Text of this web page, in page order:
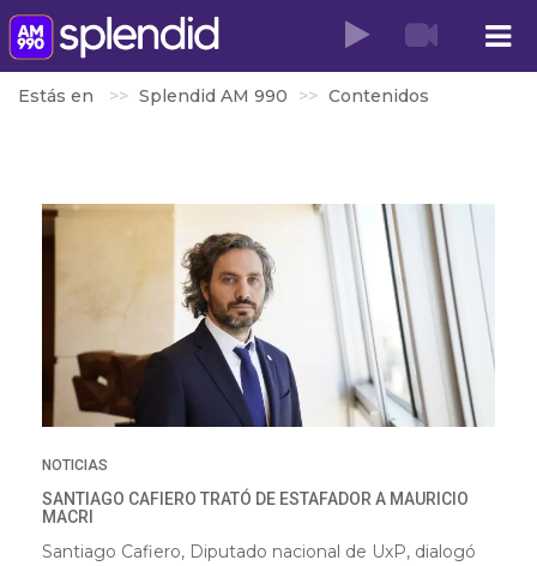
Estás en Splendid AM 990 Contenidos
NOTICIAS
SANTIAGO CAFIERO TRATÓ DE ESTAFADOR A MAURICIO
MACRI
Santiago Cafiero, Diputado nacional de UxP, dialogó